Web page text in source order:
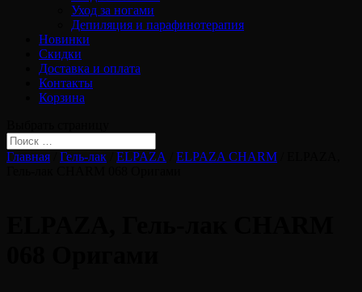
Уход за ногами
Депиляция и парафинотерапия
Новинки
Скидки
Доставка и оплата
Контакты
Корзина
Главная Гель-лак ELPAZA ELPAZA CHARM